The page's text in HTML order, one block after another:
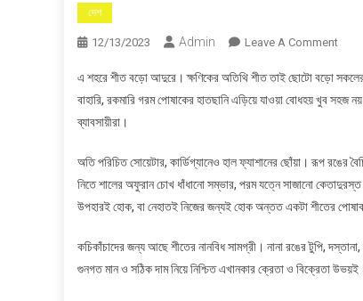
দেশ
12/13/2023 Admin Leave A CommentOn
জড়িয়ে
থাকে
এ শহরে শীত বড়ো আদুরে। ক্ষণিকের অতিথি শীত তাই ছোটো বড়ো
বাহারি, রকমারি গরম পোষাকের হাতছানি এড়িয়ে যাওয়া বোধহয় খুব সহজ
ব্যাবসায়ীরা।
অতি পরিচিত সোয়েটার, কার্ডিগ্যানেও হাল ফ্যাশানের ছোঁয়া। রূপ রঙের
নিতে শালের অফুরান চোখ ধাঁধানো সম্ভার, পরম যত্নে সাজানো
উপহারই হোক, বা নেহাতই নিজের জন্যই হোক অন্তত একটা শীতের পোষাক
কচিকাঁচাদের জন্য আছে শীতের নানবিধ সামগ্রী। নানা রঙের টুপি,
গুনগত মান ও সঠিক দাম নিয়ে নিশ্চিত এখানকার ক্রেতা ও বিক্রেতা উভয়ই।